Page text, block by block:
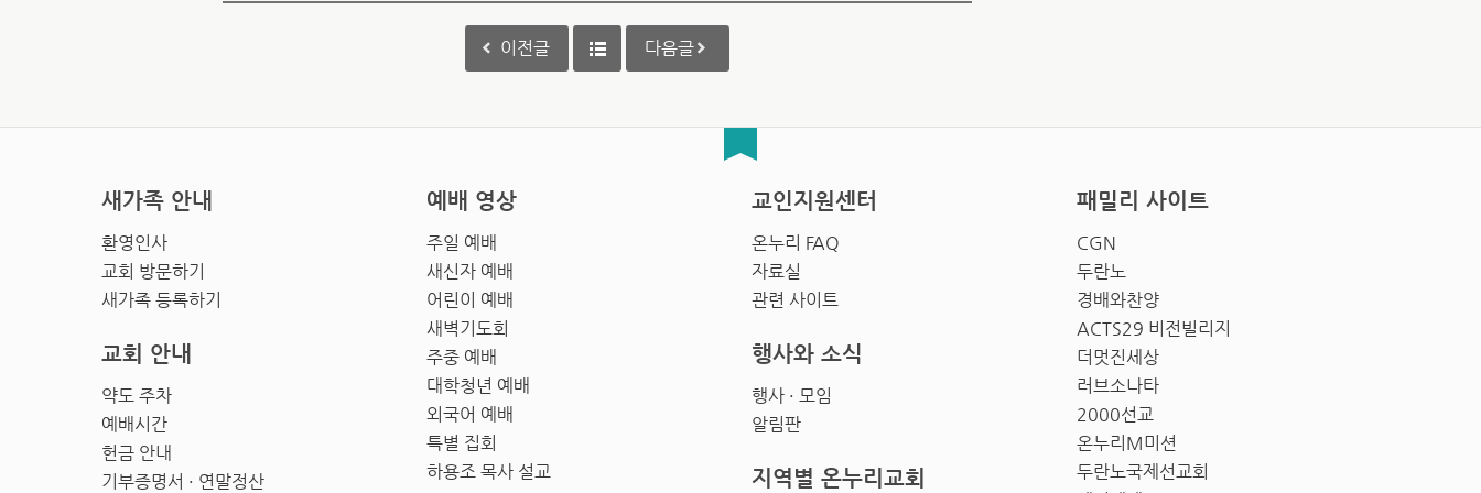
이전글 다음글
새가족 안내
환영인사
교회 방문하기
새가족 등록하기
예배 영상
주일 예배
새신자 예배
어린이 예배
새벽기도회
주중 예배
대학청년 예배
외국어 예배
특별 집회
하용조 목사 설교
교인지원센터
온누리 FAQ
자료실
관련 사이트
패밀리 사이트
CGN
두란노
경배와찬양
ACTS29 비전빌리지
더멋진세상
러브소나타
2000선교
온누리M미션
두란노국제선교회
교회 안내
약도 주차
예배시간
헌금 안내
기부증명서 · 연말정산
행사와 소식
행사 · 모임
알림판
지역별 온누리교회